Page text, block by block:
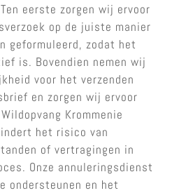
eerste zorgen wij ervoor
op de juiste manier
geformuleerd, zodat het
is. Bovendien nemen wij
voor het verzenden
en zorgen wij ervoor
Krommenie
het risico van
of vertragingen in
Onze annuleringsdienst
ondersteunen en het